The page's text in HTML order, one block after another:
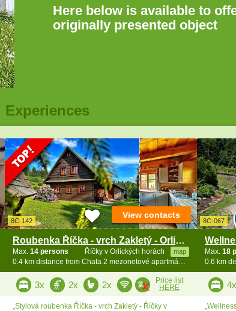
Here below is available to
originally presented object
Experiences
8C-142
Roubenka Říčka - vrch Zakletý - Orlické hory
Říčky v Orlických horách map
Max. 14 persons
0.4 km distance from Chata 2 mezonetové apartmány - Zakletý
View contacts
3x 2x 2x
Price list
HERE
„Stylová roubenka Říčka - vrch Zakletý - Říčky v
8C-067
Max. 18
4x